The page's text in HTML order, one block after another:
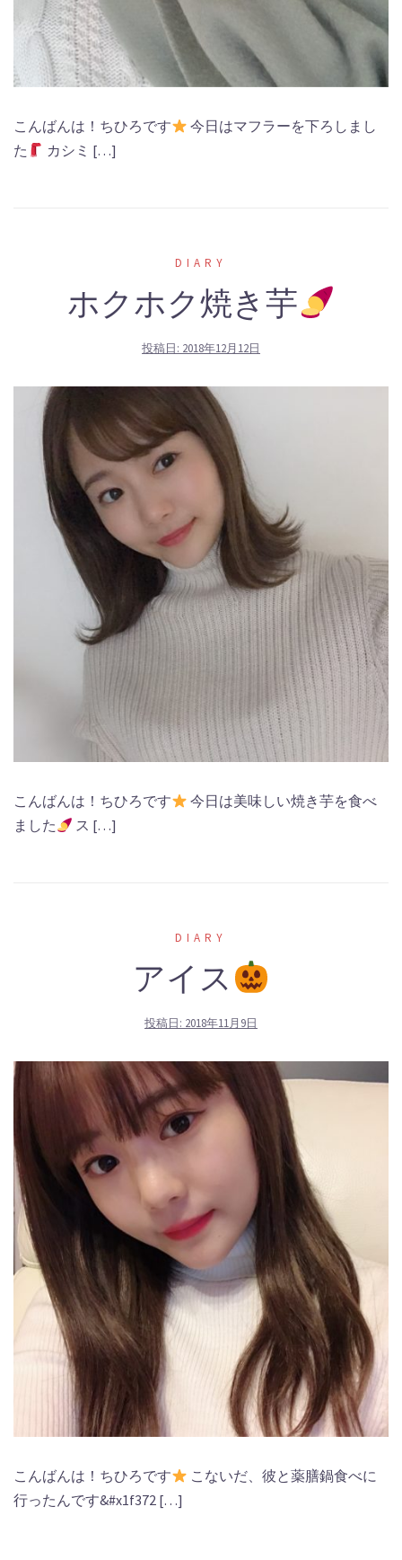
こんばんは！ちひろです
今日はマフラーを下ろしまし
た
カシミ […]
DIARY
ホクホク焼き芋
投稿日: 2018年12月12日
こんばんは！ちひろです
今日は美味しい焼き芋を食べ
ました
ス […]
DIARY
アイス
投稿日: 2018年11月9日
こんばんは！ちひろです
こないだ、彼と薬膳鍋食べに
行ったんです&#x1f372 […]